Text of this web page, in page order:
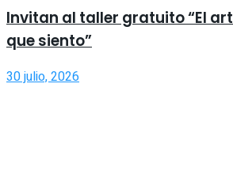
Invitan al taller gratuito “El
que siento”
30 julio, 2026